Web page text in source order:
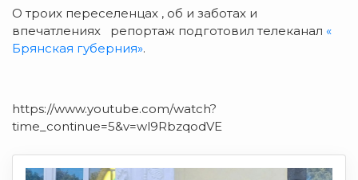
О троих переселенцах , об и заботах и
впечатлениях репортаж подготовил телеканал «
Брянская губерния».
https://www.youtube.com/watch?
time_continue=5&v=wl9RbzqodVE